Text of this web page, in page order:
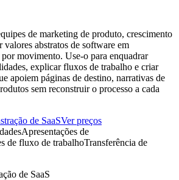
de marketing de produto, crescimento
valores abstratos de software em
movimento. Use-o para enquadrar
explicar fluxos de trabalho e criar
apoiem páginas de destino, narrativas de
sem reconstruir o processo a cada
de SaaSVer preços
Apresentações de
de fluxo de trabalhoTransferência de
de SaaS